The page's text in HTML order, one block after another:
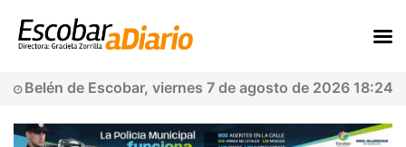
Belén de Escobar, viernes 7 de agosto de 2026 18:24